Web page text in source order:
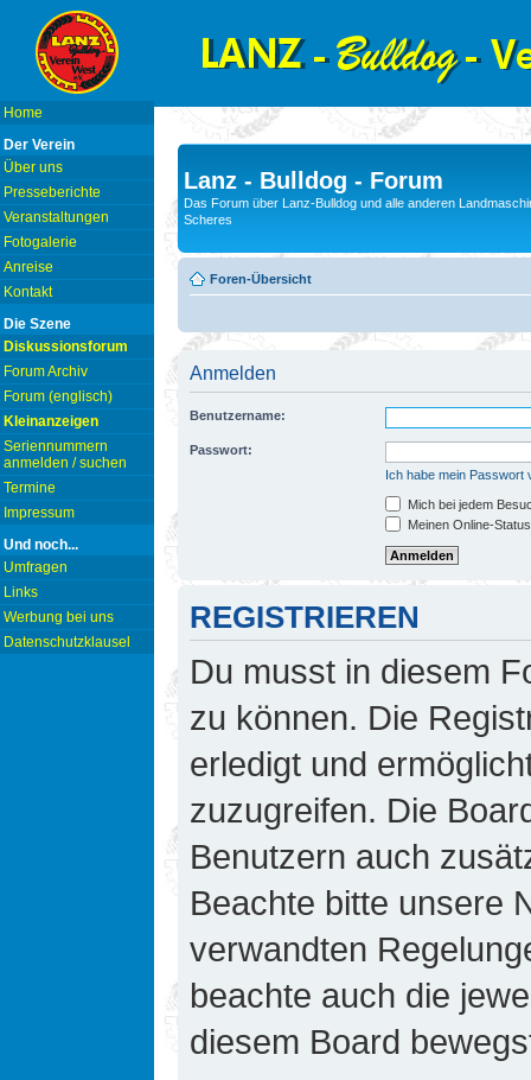
Home
Der Verein
Über uns
Presseberichte
Veranstaltungen
Fotogalerie
Anreise
Kontakt
Die Szene
Diskussionsforum
Forum Archiv
Forum (englisch)
Kleinanzeigen
Seriennummern
anmelden / suchen
Termine
Impressum
Und noch...
Umfragen
Links
Werbung bei uns
Datenschutzklausel
Lanz - Bulldog - Forum
Das Forum über Lanz-Bulldog und alle anderen
Scheres
Foren-Übersicht
Anmelden
Benutzername:
Passwort:
Ich habe mein Passwort
Mich bei jedem
Meinen Online-
REGISTRIEREN
Du musst in diesem
zu können. Die
erledigt und
zuzugreifen. Die
Benutzern auch
Beachte bitte unsere
verwandten
beachte auch die
diesem Board